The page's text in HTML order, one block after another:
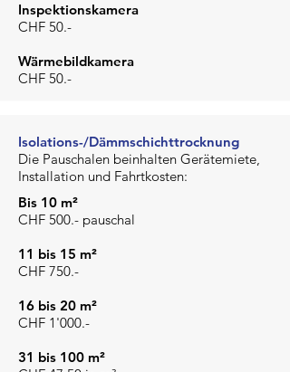
Inspektionskamera
CHF 50.-
Wärmebildkamera
CHF 50.-
Isolations-/Dämmschichttrocknung
Die Pauschalen beinhalten Gerätemiete,
Installation und Fahrtkosten:
Bis 10 m²
CHF 500.- pauschal
11 bis 15 m²
CHF 750.-
16 bis 20 m²
CHF 1'000.-
31 bis 100 m²